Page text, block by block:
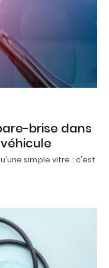
brise dans
simple vitre : c'est